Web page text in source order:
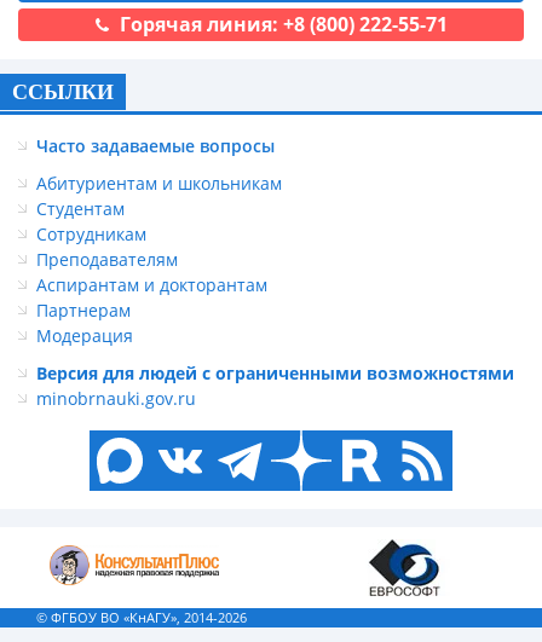
Горячая линия: +8 (800) 222-55-71
ССЫЛКИ
Часто задаваемые вопросы
Абитуриентам и школьникам
Студентам
Сотрудникам
Преподавателям
Аспирантам и докторантам
Партнерам
Модерация
Версия для людей с ограниченными возможностями
minobrnauki.gov.ru
© ФГБОУ ВО «КнАГУ», 2014-2026